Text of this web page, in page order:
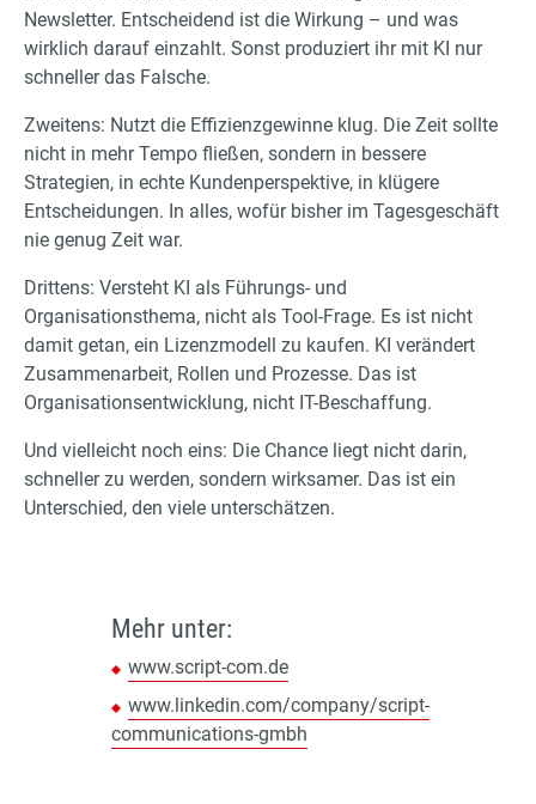
Newsletter. Entscheidend ist die Wirkung – und was
wirklich darauf einzahlt. Sonst produziert ihr mit KI nur
schneller das Falsche.
Zweitens: Nutzt die Effizienzgewinne klug. Die Zeit sollte
nicht in mehr Tempo fließen, sondern in bessere
Strategien, in echte Kundenperspektive, in klügere
Entscheidungen. In alles, wofür bisher im Tagesgeschäft
nie genug Zeit war.
Drittens: Versteht KI als Führungs- und
Organisationsthema, nicht als Tool-Frage. Es ist nicht
damit getan, ein Lizenzmodell zu kaufen. KI verändert
Zusammenarbeit, Rollen und Prozesse. Das ist
Organisationsentwicklung, nicht IT-Beschaffung.
Und vielleicht noch eins: Die Chance liegt nicht darin,
schneller zu werden, sondern wirksamer. Das ist ein
Unterschied, den viele unterschätzen.
Mehr unter:
www.script-com.de
www.linkedin.com/company/script-
communications-gmbh